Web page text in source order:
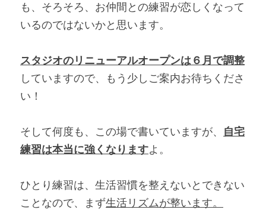
も、そろそろ、お仲間との練習が恋しくなって
いるのではないかと思います。
スタジオのリニューアルオープンは６月で調整
していますので、もう少しご案内お待ちくださ
い！
そして何度も、この場で書いていますが、 自宅
練習は本当に強くなりますよ。
ひとり練習は、生活習慣を整えないとできない
ことなので、まず生活リズムが整います。